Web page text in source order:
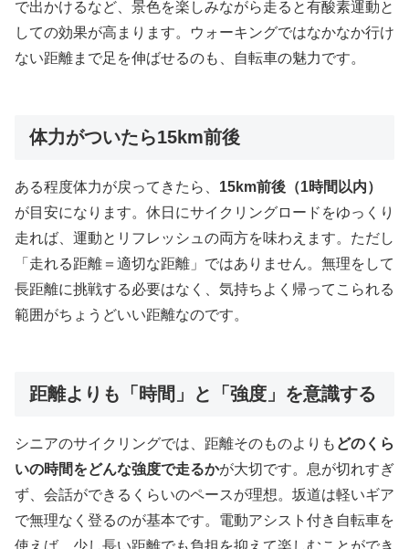
で出かけるなど、景色を楽しみながら走ると有酸素運動と
しての効果が高まります。ウォーキングではなかなか行け
ない距離まで足を伸ばせるのも、自転車の魅力です。
体力がついたら15km前後
ある程度体力が戻ってきたら、 15km前後（1時間以内）
が目安になります。休日にサイクリングロードをゆっくり
走れば、運動とリフレッシュの両方を味わえます。ただし
「走れる距離＝適切な距離」ではありません。無理をして
長距離に挑戦する必要はなく、気持ちよく帰ってこられる
範囲がちょうどいい距離なのです。
距離よりも「時間」と「強度」を意識する
シニアのサイクリングでは、距離そのものよりも どのくら
いの時間をどんな強度で走るかが大切です。息が切れすぎ
ず、会話ができるくらいのペースが理想。坂道は軽いギア
で無理なく登るのが基本です。電動アシスト付き自転車を
使えば、少し長い距離でも負担を抑えて楽しむことができ